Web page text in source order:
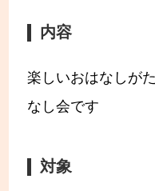
内容
楽しいおはなしが
なし会です
対象